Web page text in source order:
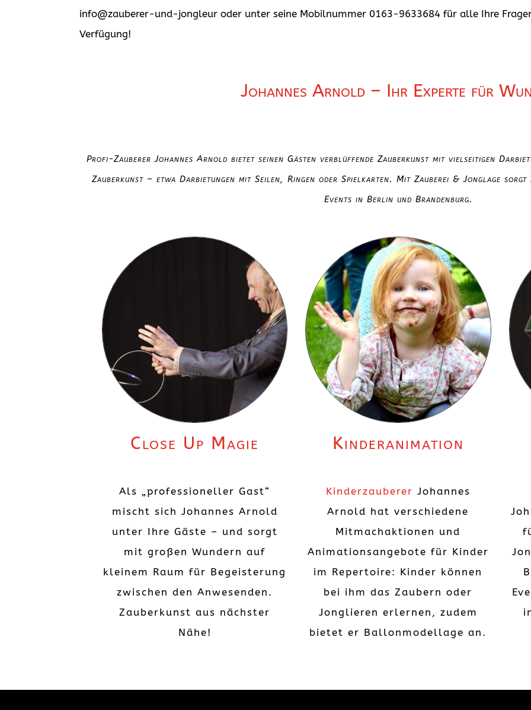
info@zauberer-und-jongleur oder unter seine Mobilnummer 0163-9633684 für alle Ihre
Verfügung!
Johannes Arnold – Ihr Experte für
Profi-Zauberer Johannes Arnold bietet seinen Gästen verblüffende Zauberkunst mit vielseitigen
Zauberkunst – etwa Darbietungen mit Seilen, Ringen oder Spielkarten. Mit Zauberei & Jonglage
Events in Berlin und Brandenburg.
Close Up Magie
Als „professioneller Gast“
mischt sich Johannes Arnold
unter Ihre Gäste – und sorgt
mit großen Wundern auf
kleinem Raum für Begeisterung
zwischen den Anwesenden.
Zauberkunst aus nächster
Nähe!
Kinderanimation
Kinderzauberer Johannes
Arnold hat verschiedene
Mitmachaktionen und
Animationsangebote für Kinder
im Repertoire: Kinder können
bei ihm das Zaubern oder
Jonglieren erlernen, zudem
bietet er Ballonmodellage an.